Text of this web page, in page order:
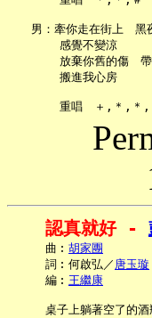
男：牽你走在街上　黑
       感覺不變涼
放棄你舊的傷　帶
       搬進我心房
認真就好 -
     曲︰
胡家團
     詞︰何啟弘／
唐玉璇
     編︰
王繼康
桌子上躺著空了的酒